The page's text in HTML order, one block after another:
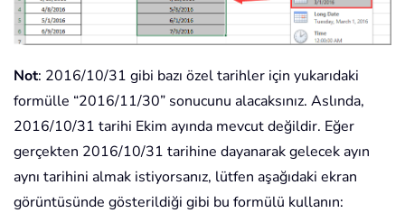
Not: 2016/10/31 gibi bazı özel tarihler için yukarıdaki
formülle “2016/11/30” sonucunu alacaksınız. Aslında,
2016/10/31 tarihi Ekim ayında mevcut değildir. Eğer
gerçekten 2016/10/31 tarihine dayanarak gelecek ayın
aynı tarihini almak istiyorsanız, lütfen aşağıdaki ekran
görüntüsünde gösterildiği gibi bu formülü kullanın: